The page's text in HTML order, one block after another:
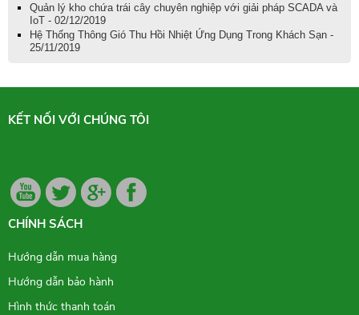
Quản lý kho chứa trái cây chuyên nghiệp với giải pháp SCADA và
IoT - 02/12/2019
Hệ Thống Thông Gió Thu Hồi Nhiệt Ứng Dụng Trong Khách Sạn -
25/11/2019
KẾT NỐI VỚI CHÚNG TÔI
CHÍNH SÁCH
Hướng dẫn mua hàng
Hướng dẫn bảo hành
Hình thức thanh toán